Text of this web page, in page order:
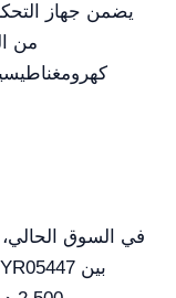
يضمن جهاز
من
في السوق